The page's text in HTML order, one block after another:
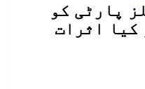
پارٹی کو
کیا اثرات